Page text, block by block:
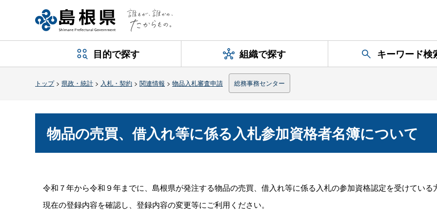
目的で探す 組織で探す キーワード検
トップ> 県政・統計 > 入札・契約 > 関連情報 > 物品入札審査申請 総務事務センター
物品の売買、借入れ等に係る入札参加資格者名簿について
令和７年から令和９年までに、島根県が発注する物品の売買、借入れ等に係る入札の参加資格認定を受けている
現在の登録内容を確認し、登録内容の変更等にご利用ください。